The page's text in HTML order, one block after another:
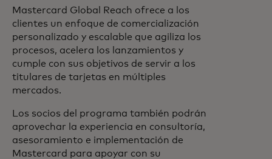
Mastercard Global Reach ofrece a los
clientes un enfoque de comercialización
personalizado y escalable que agiliza los
procesos, acelera los lanzamientos y
cumple con sus objetivos de servir a los
titulares de tarjetas en múltiples
mercados.
Los socios del programa también podrán
aprovechar la experiencia en consultoría,
asesoramiento e implementación de
Mastercard para apoyar con su